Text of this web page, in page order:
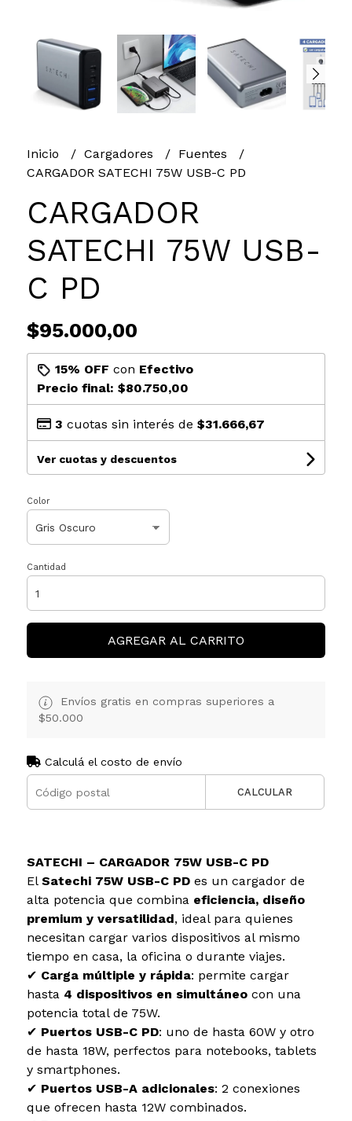
Inicio Cargadores
Fuentes
CARGADOR SATECHI 75W USB-C PD
CARGADOR
SATECHI 75W USB-
C PD
$95.000,00
15% OFF con Efectivo
Precio final: $80.750,00
3 cuotas sin interés de $31.666,67
Ver cuotas y descuentos
Color
Cantidad
AGREGAR AL CARRITO
Envíos gratis en compras superiores a
$50.000
Calculá el costo de envío
CALCULAR
SATECHI – CARGADOR 75W USB-C PD
El Satechi 75W USB-C PDes un cargador de
alta potencia que combina eficiencia, diseño
premium y versatilidad, ideal para quienes
necesitan cargar varios dispositivos al mismo
tiempo en casa, la oficina o durante viajes.
✔ Carga múltiple y rápida: permite cargar
hasta 4 dispositivos en simultáneocon una
potencia total de 75W.
✔ Puertos USB-C PD: uno de hasta 60W y otro
de hasta 18W, perfectos para notebooks, tablets
y smartphones.
✔ Puertos USB-A adicionales: 2 conexiones
que ofrecen hasta 12W combinados.